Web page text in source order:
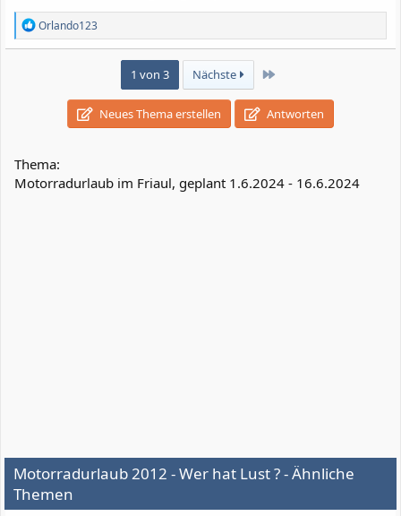
R
e
a
:
Orlando123
1 von 3 Nächste Letzte
Neues Thema erstellen Antworten
Thema:
Motorradurlaub im Friaul, geplant 1.6.2024 - 16.6.2024
Motorradurlaub 2012 - Wer hat Lust ? - Ähnliche
Themen